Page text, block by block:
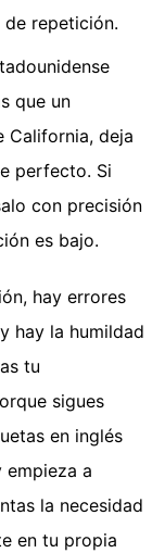
repetición.
que un
California, deja
perfecto. Si
con precisión
es bajo.
hay errores
hay la humildad
tu
sigues
en inglés
empieza a
la necesidad
en tu propia